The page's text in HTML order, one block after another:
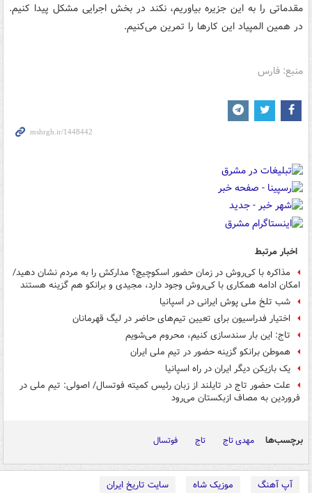
مقدماتی را به این جزیره بیاوریم، نکند در بخش اجرایی مشکل پیدا کنیم.
در همین المپیاد این کارها را تمرین می‌کنیم.
منبع: فارس
اخبار مرتبط
مذاکره با کی‌روش در زمان حضور اسکوچیچ؟ مدارکش را به مردم نشان دهید/
امکان ادامه همکاری با کی‌روش وجود دارد، مجیدی و برانکو هم گزینه هستند
شب تلخ ملی پوش ایرانی در اسپانیا
اختیار فدراسیون برای تعیین تیم‌های حاضر در لیگ قهرمانان
تاج: این بار سندسازی کنیم، محروم می‌شویم
هموطن برانکو گزینه حضور در تیم ملی ایران
یک بازیکن دیگر ایران در راه اسپانیا
علت حضور تاج در تایلند از زبان رئیس کمیته فوتسال/ اصولی: تیم ملی در
فروردین به مصاف ازبکستان می‌رود
برچسب‌ها مهدی تاج تاج فوتسال
آپ آهنگ موزیک شاه
سایت تاریخ ایران